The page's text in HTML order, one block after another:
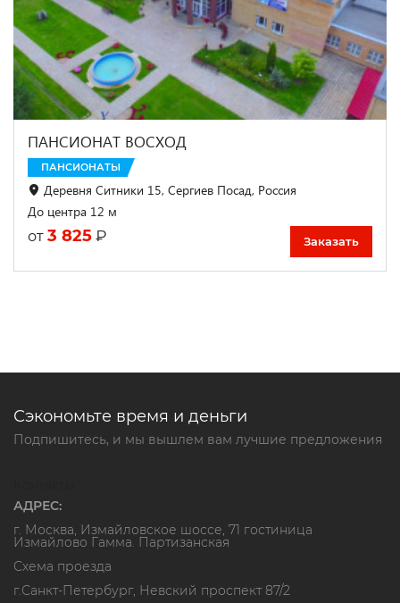
ПАНСИОНАТ ВОСХОД
ПАНСИОНАТЫ
Деревня Ситники 15, Сергиев Посад, Россия
До центра 12 м
от 3 825 ₽ Заказать
Сэкономьте время и деньги
Подпишитесь, и мы вышлем вам лучшие предложения
АДРЕС:
г. Москва, Измайловское шоссе, 71 гостиница
Измайлово Гамма. Партизанская
Схема проезда
г.Санкт-Петербург, Невский проспект 87/2